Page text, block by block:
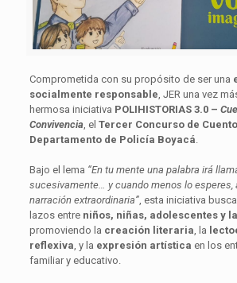
Comprometida con su propósito de ser una
socialmente responsable , JER una vez
hermosa iniciativa POLIHISTORIAS 3.0 –
Convivencia, el Tercer Concurso de Cuento
Departamento de Policía Boyacá
Bajo el lema “En tu mente una palabra irá
sucesivamente… y cuando menos lo esperes,
narración extraordinaria”, esta iniciativa
lazos entre niños, niñas, adolescentes y
promoviendo la creación literaria , la
reflexiva , y la expresión artística en los
familiar y educativo.